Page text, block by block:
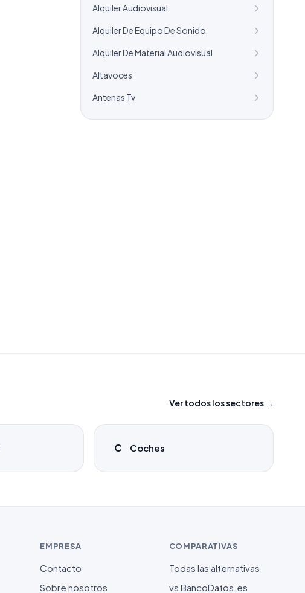
Alquiler Audiovisual
Alquiler De Equipo De Sonido
Alquiler De Material Audiovisual
Altavoces
Antenas Tv
Ver todos los sectores →
C Coches
EMPRESA
Contacto
Sobre nosotros
COMPARATIVAS
Todas las alternativas
vs BancoDatos.es